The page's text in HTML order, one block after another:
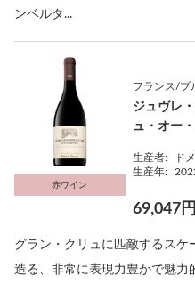
ンベルタ...
赤ワイン
フランス/ブ
ジュヴレ
ュ・オー
生産者:
ド
生産年:
69,047円
グラン・クリュに匹敵するスケ
造る、非常に表現力豊かで魅力